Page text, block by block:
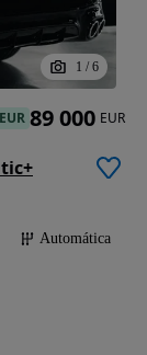
1 / 6
Automática
89 000 EUR